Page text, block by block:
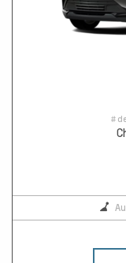
#